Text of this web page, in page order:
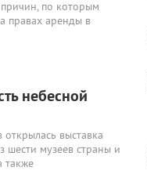
по которым
правах аренды в
небесной
открылась выставка
шести музеев страны и
также